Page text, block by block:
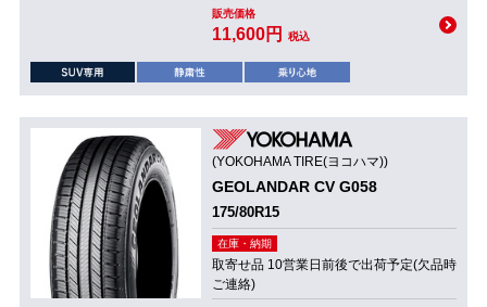
販売価格
11,600円 税込
(YOKOHAMA TIRE(ヨコハマ))
GEOLANDAR CV G058
175/80R15
在庫・納期
取寄せ品 10営業日前後で出荷予定(欠品時
ご連絡)